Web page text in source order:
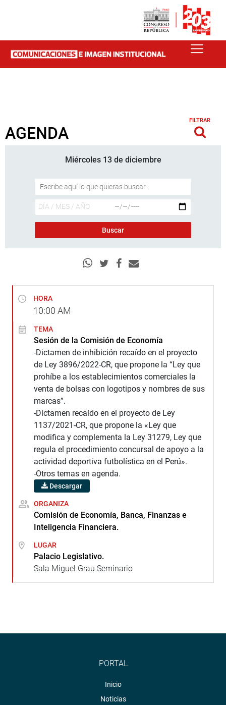
AGENDA
FILTRAR
Miércoles 13 de diciembre
HORA
10:00 AM
TEMA
Sesión de la Comisión de Economía
-Dictamen de inhibición recaído en el proyecto
de Ley 3896/2022-CR, que propone la “Ley que
prohíbe a los establecimientos comerciales la
venta de bolsas con logotipos y nombres de sus
marcas”.
-Dictamen recaído en el proyecto de Ley
1137/2021-CR, que propone la «Ley que
modifica y complementa la Ley 31279, Ley que
regula el procedimiento concursal de apoyo a la
actividad deportiva futbolística en el Perú».
-Otros temas en agenda.
Descargar
ORGANIZA
Comisión de Economía, Banca, Finanzas e
Inteligencia Financiera.
LUGAR
Palacio Legislativo.
Sala Miguel Grau Seminario
PORTAL
Inicio
Noticias